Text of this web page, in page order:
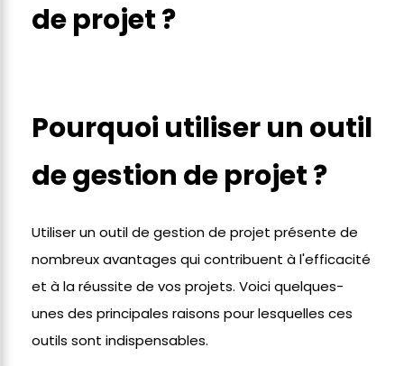
de projet ?
Pourquoi utiliser un outil
de gestion de projet ?
Utiliser un outil de gestion de projet présente de
nombreux avantages qui contribuent à l'efficacité
et à la réussite de vos projets. Voici quelques-
unes des principales raisons pour lesquelles ces
outils sont indispensables.